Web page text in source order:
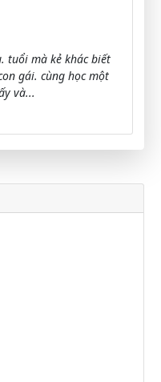
tuổi mà kẻ khác biết
gái. cùng học một
và...